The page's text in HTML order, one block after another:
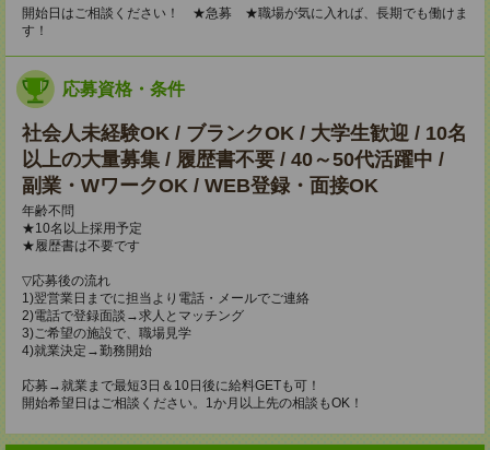
開始日はご相談ください！ ★急募 ★職場が気に入れば、長期でも働けま
す！
応募資格・条件
社会人未経験OK / ブランクOK / 大学生歓迎 / 10名
以上の大量募集 / 履歴書不要 / 40～50代活躍中 /
副業・WワークOK / WEB登録・面接OK
年齢不問
★10名以上採用予定
★履歴書は不要です
▽応募後の流れ
1)翌営業日までに担当より電話・メールでご連絡
2)電話で登録面談→求人とマッチング
3)ご希望の施設で、職場見学
4)就業決定→勤務開始
応募→就業まで最短3日＆10日後に給料GETも可！
開始希望日はご相談ください。1か月以上先の相談もOK！